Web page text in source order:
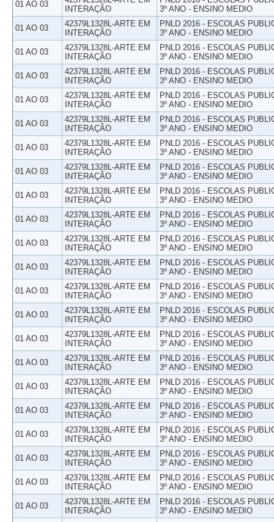
01 AO 03
INTERAÇÃO
3º ANO - ENSINO MEDIO
01 AO 03
42379L1328L-ARTE EM
INTERAÇÃO
PNLD 2016 - ESCOLAS
3º ANO - ENSINO MEDIO
01 AO 03
42379L1328L-ARTE EM
INTERAÇÃO
PNLD 2016 - ESCOLAS
3º ANO - ENSINO MEDIO
01 AO 03
42379L1328L-ARTE EM
INTERAÇÃO
PNLD 2016 - ESCOLAS
3º ANO - ENSINO MEDIO
01 AO 03
42379L1328L-ARTE EM
INTERAÇÃO
PNLD 2016 - ESCOLAS
3º ANO - ENSINO MEDIO
01 AO 03
42379L1328L-ARTE EM
INTERAÇÃO
PNLD 2016 - ESCOLAS
3º ANO - ENSINO MEDIO
01 AO 03
42379L1328L-ARTE EM
INTERAÇÃO
PNLD 2016 - ESCOLAS
3º ANO - ENSINO MEDIO
01 AO 03
42379L1328L-ARTE EM
INTERAÇÃO
PNLD 2016 - ESCOLAS
3º ANO - ENSINO MEDIO
01 AO 03
42379L1328L-ARTE EM
INTERAÇÃO
PNLD 2016 - ESCOLAS
3º ANO - ENSINO MEDIO
01 AO 03
42379L1328L-ARTE EM
INTERAÇÃO
PNLD 2016 - ESCOLAS
3º ANO - ENSINO MEDIO
01 AO 03
42379L1328L-ARTE EM
INTERAÇÃO
PNLD 2016 - ESCOLAS
3º ANO - ENSINO MEDIO
01 AO 03
42379L1328L-ARTE EM
INTERAÇÃO
PNLD 2016 - ESCOLAS
3º ANO - ENSINO MEDIO
01 AO 03
42379L1328L-ARTE EM
INTERAÇÃO
PNLD 2016 - ESCOLAS
3º ANO - ENSINO MEDIO
01 AO 03
42379L1328L-ARTE EM
INTERAÇÃO
PNLD 2016 - ESCOLAS
3º ANO - ENSINO MEDIO
01 AO 03
42379L1328L-ARTE EM
INTERAÇÃO
PNLD 2016 - ESCOLAS
3º ANO - ENSINO MEDIO
01 AO 03
42379L1328L-ARTE EM
INTERAÇÃO
PNLD 2016 - ESCOLAS
3º ANO - ENSINO MEDIO
01 AO 03
42379L1328L-ARTE EM
INTERAÇÃO
PNLD 2016 - ESCOLAS
3º ANO - ENSINO MEDIO
01 AO 03
42379L1328L-ARTE EM
INTERAÇÃO
PNLD 2016 - ESCOLAS
3º ANO - ENSINO MEDIO
01 AO 03
42379L1328L-ARTE EM
INTERAÇÃO
PNLD 2016 - ESCOLAS
3º ANO - ENSINO MEDIO
01 AO 03
42379L1328L-ARTE EM
INTERAÇÃO
PNLD 2016 - ESCOLAS
3º ANO - ENSINO MEDIO
01 AO 03
42379L1328L-ARTE EM
INTERAÇÃO
PNLD 2016 - ESCOLAS
3º ANO - ENSINO MEDIO
01 AO 03
42379L1328L-ARTE EM
INTERAÇÃO
PNLD 2016 - ESCOLAS
3º ANO - ENSINO MEDIO